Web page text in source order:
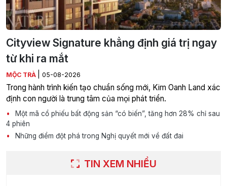
Cityview Signature khẳng định giá trị ngay
từ khi ra mắt
MỘC TRÀ 05-08-2026
Trong hành trình kiến tạo chuẩn sống mới, Kim Oanh Land xác
định con người là trung tâm của mọi phát triển.
Một mã cổ phiếu bất động sản “có biến”, tăng hơn 28% chỉ sau
4 phiên
Những điểm đột phá trong Nghị quyết mới về đất đai
TIN XEM NHIỀU